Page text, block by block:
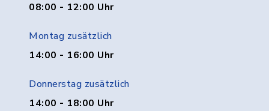
08:00 - 12:00 Uhr
Montag zusätzlich
14:00 - 16:00 Uhr
Donnerstag zusätzlich
14:00 - 18:00 Uhr